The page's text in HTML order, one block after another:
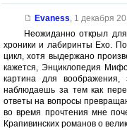
Evaness, 1 декабря
Неожиданно открыл
хроники и лабиринты Ехо.
цикл, хотя выдержано
кажется, Энциклопедия
картина для
наблюдаешь за тем как
ответы на вопросы
во время прочтения мне
Крапивинских романов о